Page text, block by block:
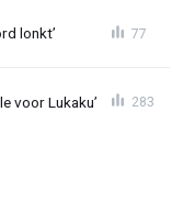
lonkt’ 77
voor Lukaku’ 283